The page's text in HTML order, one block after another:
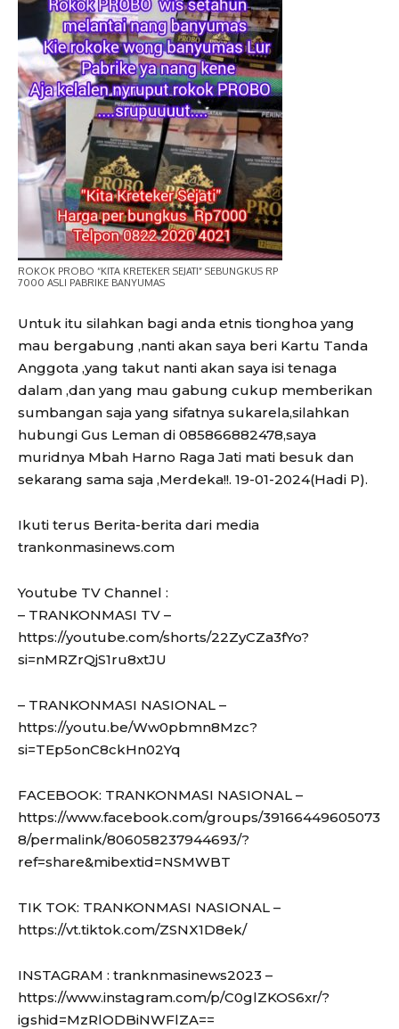
ROKOK PROBO “KITA KRETEKER SEJATI” SEBUNGKUS RP
7000 ASLI PABRIKE BANYUMAS
Untuk itu silahkan bagi anda etnis tionghoa yang
mau bergabung ,nanti akan saya beri Kartu Tanda
Anggota ,yang takut nanti akan saya isi tenaga
dalam ,dan yang mau gabung cukup memberikan
sumbangan saja yang sifatnya sukarela,silahkan
hubungi Gus Leman di 085866882478,saya
muridnya Mbah Harno Raga Jati mati besuk dan
sekarang sama saja ,Merdeka!!. 19-01-2024(Hadi P).
Ikuti terus Berita-berita dari media
trankonmasinews.com
Youtube TV Channel :
– TRANKONMASI TV –
https://youtube.com/shorts/22ZyCZa3fYo?
si=nMRZrQjS1ru8xtJU
– TRANKONMASI NASIONAL –
https://youtu.be/Ww0pbmn8Mzc?
si=TEp5onC8ckHn02Yq
FACEBOOK: TRANKONMASI NASIONAL –
https://www.facebook.com/groups/39166449605073
8/permalink/806058237944693/?
ref=share&mibextid=NSMWBT
TIK TOK: TRANKONMASI NASIONAL –
https://vt.tiktok.com/ZSNX1D8ek/
INSTAGRAM : tranknmasinews2023 –
https://www.instagram.com/p/C0glZKOS6xr/?
igshid=MzRlODBiNWFlZA==